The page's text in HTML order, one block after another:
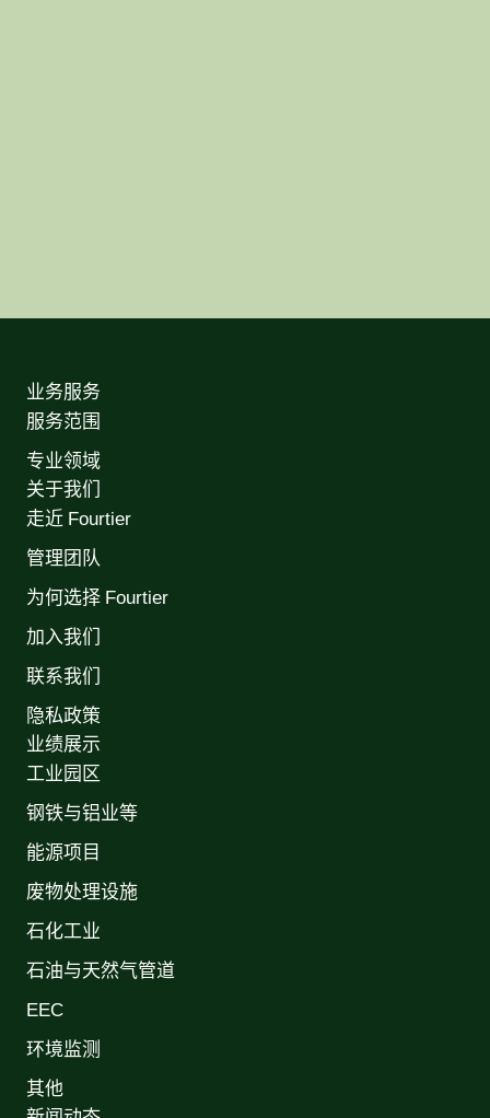
业务服务
服务范围
专业领域
关于我们
走近 Fourtier
管理团队
为何选择 Fourtier
加入我们
联系我们
隐私政策
业绩展示
工业园区
钢铁与铝业等
能源项目
废物处理设施
石化工业
石油与天然气管道
EEC
环境监测
其他